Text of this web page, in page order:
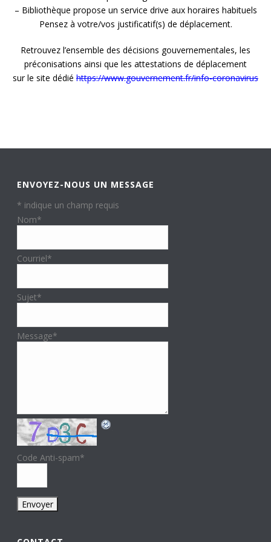
– Bibliothèque propose un service drive aux horaires habituels
Pensez à votre/vos justificatif(s) de déplacement.
Retrouvez l’ensemble des décisions gouvernementales, les
préconisations ainsi que les attestations de déplacement
sur le site dédié https://www.gouvernement.fr/info-coronavirus
ENVOYEZ-NOUS UN MESSAGE
* indique un champ requis
Nom*
Courriel*
Sujet*
Message*
Code Anti-spam*